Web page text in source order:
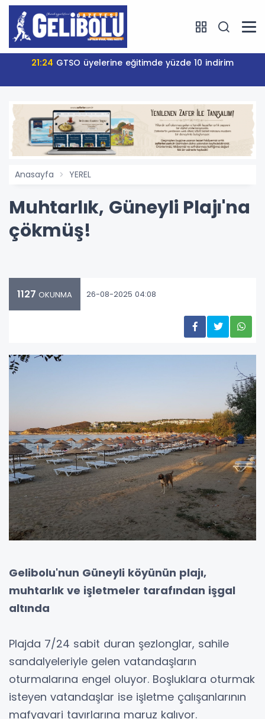
21:24 GTSO üyelerine eğitimde yüzde 10 indirim
Anasayfa YEREL
Muhtarlık, Güneyli Plajı'na
çökmüş!
1127 OKUNMA 26-08-2025 04:08
Gelibolu'nun Güneyli köyünün plajı,
muhtarlık ve işletmeler tarafından işgal
altında
Plajda 7/24 sabit duran şezlonglar, sahile
sandalyeleriyle gelen vatandaşların
oturmalarına engel oluyor. Boşluklara oturmak
isteyen vatandaşlar ise işletme çalışanlarının
mafyavari tavırlarına maruz kalıyor.